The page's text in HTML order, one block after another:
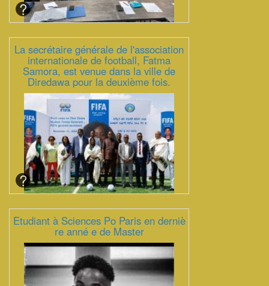
La secrétaire générale de l'association
internationale de football, Fatma
Samora, est venue dans la ville de
Diredawa pour la deuxième fois.
Etudiant à Sciences Po Paris en derniè
re anné e de Master